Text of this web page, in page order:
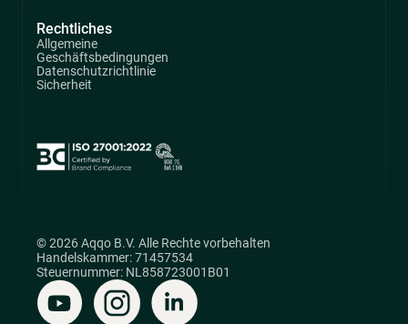
Rechtliches
Allgemeine
Geschäftsbedingungen
Datenschutzrichtlinie
Sicherheit
© 2026 Aqqo B.V. Alle Rechte vorbehalten
Handelskammer: 71457534
Steuernummer: NL858723001B01